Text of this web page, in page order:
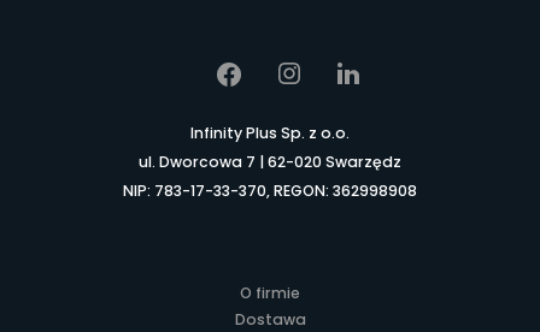
Infinity Plus Sp. z o.o.
ul. Dworcowa 7 | 62-020 Swarzędz
NIP: 783-17-33-370, REGON: 362998908
O firmie
Dostawa